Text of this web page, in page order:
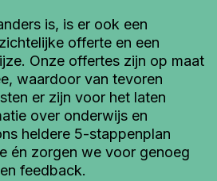
is, is er ook een
offerte en een
Onze offertes zijn op maat
waardoor van tevoren
er zijn voor het laten
over onderwijs en
heldere 5-stappenplan
én zorgen we voor genoeg
feedback.